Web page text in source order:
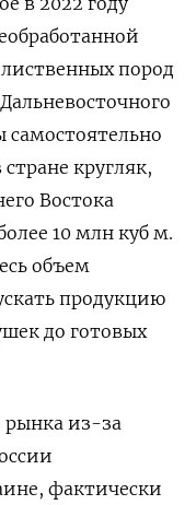
пород
самостоятельно
кругляк,
Востока
10 млн куб м.
объем
продукцию
до готовых
рынка из-за
фактически